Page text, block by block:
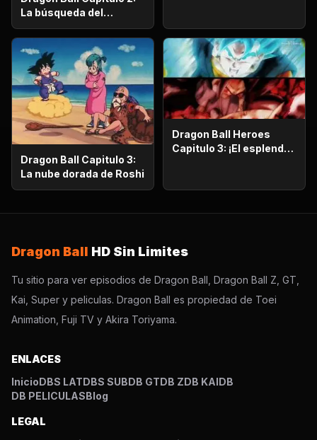
La búsqueda del
emperador
Dragon Ball Capitulo 3:
La nube dorada de Roshi
Dragon Ball Heroes
Capitulo 3: ¡El esplendor
explota!
Dragon Ball HD Sin Limites
Tu sitio para ver episodios de Dragon Ball, Dragon Ball Z, GT,
Kai, Super y peliculas. Dragon Ball es propiedad de Toei
Animation, Fuji TV y Akira Toriyama.
ENLACES
InicioDBS LATDBS SUBDB GTDB ZDB KAIDB
DB PELICULASBlog
LEGAL